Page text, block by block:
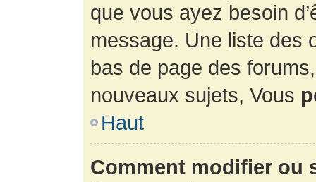
que vous ayez besoin
message. Une liste des
bas de page des
nouveaux sujets, Vous
Haut
Comment modifier ou